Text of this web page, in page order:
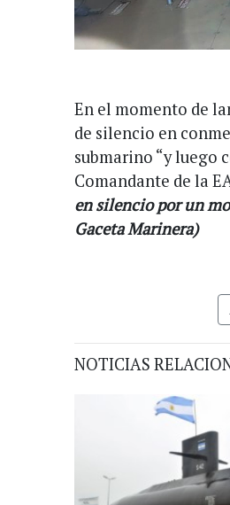
En el momento de
de silencio en
submarino “y luego
Comandante de la
en silencio por un
Gaceta Marinera)
NOTICIAS